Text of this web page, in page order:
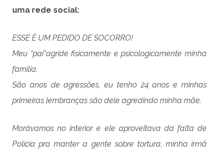
uma rede social:
ESSE É UM PEDIDO DE SOCORRO!
Meu “pai”agride fisicamente e psicologicamente minha
familia.
São anos de agressões, eu tenho 24 anos e minhas
primeiras lembranças são dele agredindo minha mãe.
Morávamos no interior e ele aproveitava da falta de
Polícia pra manter a gente sobre tortura, minha irmã